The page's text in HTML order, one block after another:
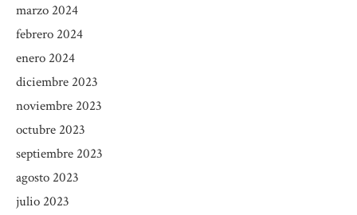
marzo 2024
febrero 2024
enero 2024
diciembre 2023
noviembre 2023
octubre 2023
septiembre 2023
agosto 2023
julio 2023